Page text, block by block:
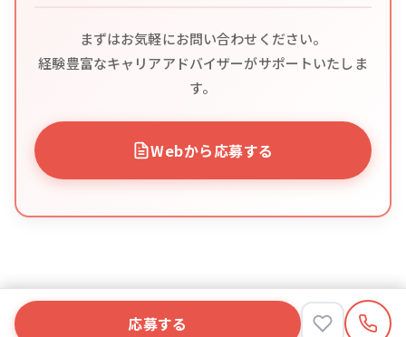
まずはお気軽にお問い合わせください。
経験豊富なキャリアアドバイザーがサポートいたしま
す。
Webから応募する
応募する
応募する